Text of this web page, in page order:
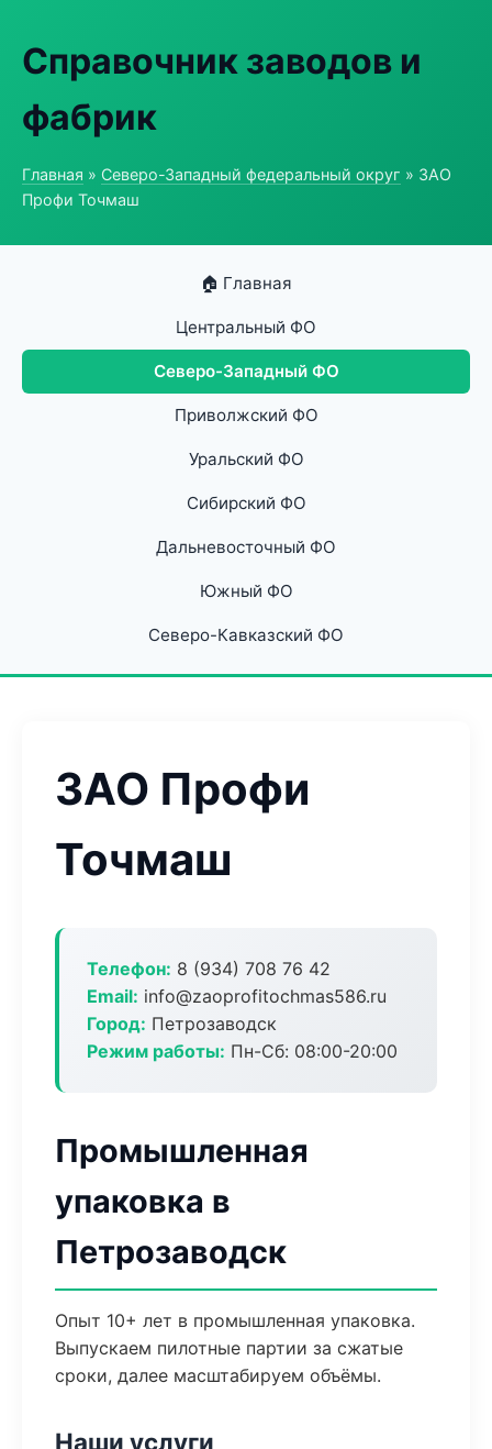
Справочник заводов и
фабрик
Главная » Северо-Западный федеральный округ » ЗАО
Профи Точмаш
🏠 Главная
Центральный ФО
Северо-Западный ФО
Приволжский ФО
Уральский ФО
Сибирский ФО
Дальневосточный ФО
Южный ФО
Северо-Кавказский ФО
ЗАО Профи
Точмаш
Телефон: 8 (934) 708 76 42
Email: info@zaoprofitochmas586.ru
Город: Петрозаводск
Режим работы: Пн-Сб: 08:00-20:00
Промышленная
упаковка в
Петрозаводск
Опыт 10+ лет в промышленная упаковка.
Выпускаем пилотные партии за сжатые
сроки, далее масштабируем объёмы.
Наши услуги